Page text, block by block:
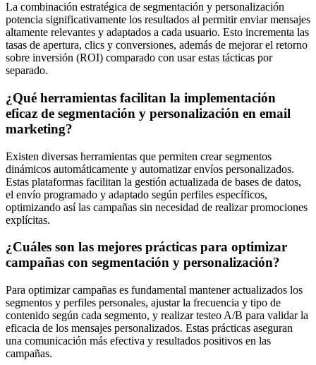
La combinación estratégica de segmentación y personalización
potencia significativamente los resultados al permitir enviar mensajes
altamente relevantes y adaptados a cada usuario. Esto incrementa las
tasas de apertura, clics y conversiones, además de mejorar el retorno
sobre inversión (ROI) comparado con usar estas tácticas por
separado.
¿Qué herramientas facilitan la implementación
eficaz de segmentación y personalización en email
marketing?
Existen diversas herramientas que permiten crear segmentos
dinámicos automáticamente y automatizar envíos personalizados.
Estas plataformas facilitan la gestión actualizada de bases de datos,
el envío programado y adaptado según perfiles específicos,
optimizando así las campañas sin necesidad de realizar promociones
explícitas.
¿Cuáles son las mejores prácticas para optimizar
campañas con segmentación y personalización?
Para optimizar campañas es fundamental mantener actualizados los
segmentos y perfiles personales, ajustar la frecuencia y tipo de
contenido según cada segmento, y realizar testeo A/B para validar la
eficacia de los mensajes personalizados. Estas prácticas aseguran
una comunicación más efectiva y resultados positivos en las
campañas.